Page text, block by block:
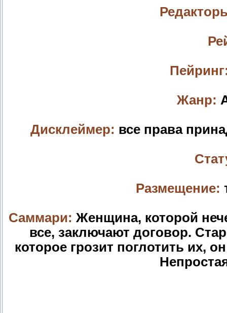
Жанр:
Дисклеймер: все права
Размещение:
Саммари: Женщина, которой
все, заключают договор.
которое грозит поглотить их,